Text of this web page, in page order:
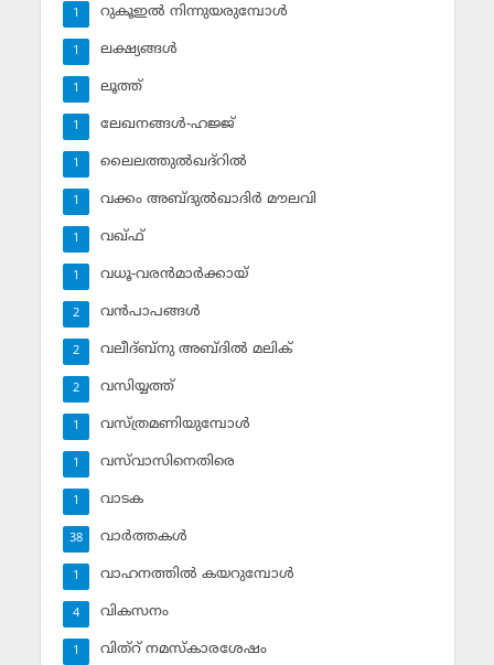
റുകൂഇല്‍ നിന്നുയരുമ്പോള്‍
1
ലക്ഷ്യങ്ങള്‍
1
ലൂത്ത്‌
1
ലേഖനങ്ങള്‍-ഹജ്ജ്‌
1
ലൈലത്തുല്‍ഖദ്‌റില്‍
1
വക്കം അബ്ദുല്‍ഖാദിര്‍ മൗലവി
1
വഖ്ഫ്
1
വധൂ-വരന്‍മാര്‍ക്കായ്
1
വന്‍പാപങ്ങള്‍
2
വലീദ്ബ്‌നു അബ്ദില്‍ മലിക്‌
2
വസിയ്യത്ത്‌
2
വസ്ത്രമണിയുമ്പോള്‍
1
വസ്‌വാസിനെതിരെ
1
വാടക
1
വാര്‍ത്തകള്‍
38
വാഹനത്തില്‍ കയറുമ്പോള്‍
1
വികസനം
4
വിത്‌റ് നമസ്‌കാരശേഷം
1